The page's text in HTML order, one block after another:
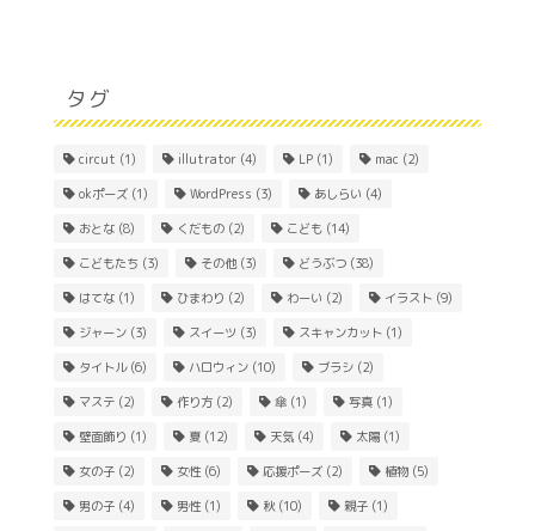
タグ
circut (1) illutrator (4) LP (1) mac (2)
okポーズ (1) WordPress (3) あしらい (4)
おとな (8) くだもの (2) こども (14)
こどもたち (3) その他(3) どうぶつ (38)
はてな (1) ひまわり (2) わーい (2) イラスト (9)
ジャーン (3) スイーツ (3) スキャンカット (1)
タイトル(6) ハロウィン (10) ブラシ (2)
マステ (2) 作り方 (2) 傘 (1) 写真 (1)
壁面飾り (1) 夏 (12) 天気 (4) 太陽(1)
女の子 (2) 女性 (6) 応援ポーズ (2) 植物 (5)
男の子 (4) 男性 (1) 秋 (10) 親子 (1)
About
Contact